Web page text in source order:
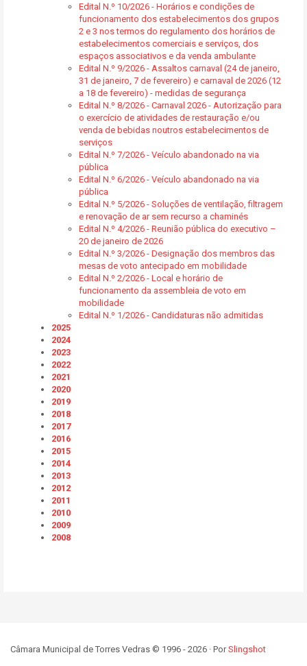
Edital N.º 10/2026 - Horários e condições de
funcionamento dos estabelecimentos dos grupos
2 e 3 nos termos do regulamento dos horários de
estabelecimentos comerciais e serviços, dos
espaços associativos e da venda ambulante
Edital N.º 9/2026 - Assaltos carnaval (24 de janeiro,
31 de janeiro, 7 de fevereiro) e carnaval de 2026 (12
a 18 de fevereiro) - medidas de segurança
Edital N.º 8/2026 - Carnaval 2026 - Autorização para
o exercício de atividades de restauração e/ou
venda de bebidas noutros estabelecimentos de
serviços
Edital N.º 7/2026 - Veículo abandonado na via
pública
Edital N.º 6/2026 - Veículo abandonado na via
pública
Edital N.º 5/2026 - Soluções de ventilação, filtragem
e renovação de ar sem recurso a chaminés
Edital N.º 4/2026 - Reunião pública do executivo –
20 de janeiro de 2026
Edital N.º 3/2026 - Designação dos membros das
mesas de voto antecipado em mobilidade
Edital N.º 2/2026 - Local e horário de
funcionamento da assembleia de voto em
mobilidade
Edital N.º 1/2026 - Candidaturas não admitidas
2025
2024
2023
2022
2021
2020
2019
2018
2017
2016
2015
2014
2013
2012
2011
2010
2009
2008
Câmara Municipal de Torres Vedras © 1996 - 2026 · PorSlingshot